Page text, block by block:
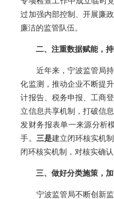
过加强内部控制、开展廉
廉洁的监管队伍。
二、注重数据赋能，
近年来，宁波监管局持
化监测，推动企业不断提升
计报告、税务申报、工商
立信息共享机制，打破信
发财务报表单一来源分析
手。 三是建立闭环核实机
闭环核实机制，对核实确
三、做好分类施策，
宁波监管局不断创新监